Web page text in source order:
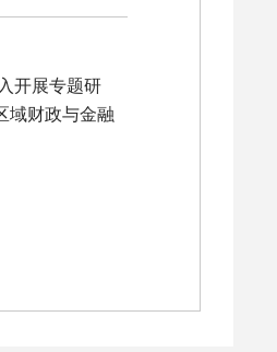
开展专题研
域财政与金融